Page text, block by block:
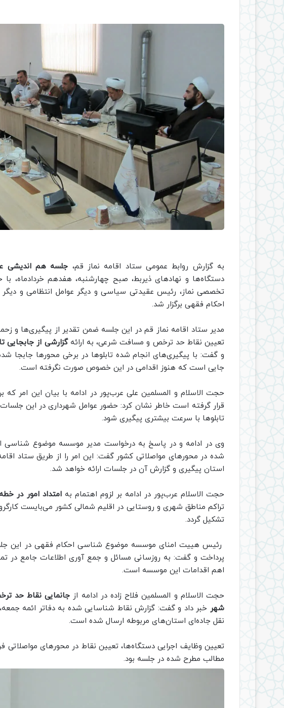
به گزارش روابط عمومی ستاد اقامه نماز قم، جلسه هم‌ اندیشی
دستگاه‌ها و نهادهای ذیربط، صبح چهارشنبه، هفدهم خردادماه،
تخصصی نماز، رئیس عقیدتی سیاسی و دیگر عوامل انتظامی و
احکام فقهی برگزار شد.
مدیر ستاد اقامه نماز قم در این جلسه ضمن تقدیر از پیگیری‌ها
تعیین نقاط حد ترخص و مسافت شرعی، به ارائه گزارشی از جابجایی‌
و گفت: با پیگیری‌های انجام شده تابلوها در برخی محورها جابجا
جایی است که هنوز اقدامی در این خصوص صورت نگرفته است.
حجت الاسلام و المسلمین علی عرب‌پور در ادامه با بیان این امر که
قرار گرفته است خاطر نشان کرد: حضور عوامل شهرداری در این
تابلوها با سرعت بیشتری پیگیری شود.
وی در ادامه و در پاسخ به درخواست مدیر موسسه موضوع شناسی
شده در محورهای مواصلاتی کشور گفت: این امر را از طریق ستاد
استان پیگیری و گزارش آن در جلسات ارائه خواهد شد.
حجت الاسلام عرب‌پور در ادامه بر لزوم اهتمام بهامتداد امور در
تراکم مناطق شهری و روستایی در اقلیم شمالی کشور می‌بایست
تشکیل گردد.
رئیس هییت امنای موسسه موضوع شناسی احکام فقهی در این
پرداخت و گفت:‌ به روزسانی مسائل و جمع آوری اطلاعات جامع در
اهم اقدامات این موسسه است.
حجت الاسلام و المسلمین فلاح زاده در ادامه از
شهر خبر داد و گفت: گزارش نقاط شناسایی شده به دفاتر ائمه جمعه،
نقل جاده‌ای استان‌های مربوطه ارسال شده است.
تعیین وظایف اجرایی دستگاه‌ها، تعیین نقاط در محورهای مواصلاتی
مطالب مطرح شده در جلسه بود.